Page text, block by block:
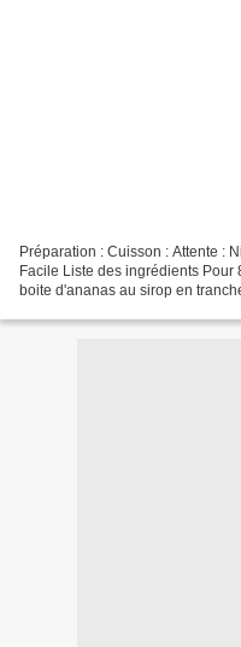
Préparation : Cuisson : Attente :
Facile Liste des ingrédients
boite d'ananas au sirop en